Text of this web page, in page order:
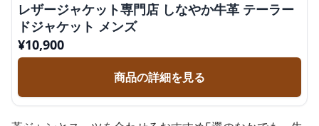
レザージャケット専門店 しなやか牛革 テーラー
ドジャケット メンズ
¥10,900
商品の詳細を見る